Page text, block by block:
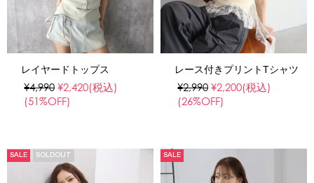
レイヤードトップス
¥4,990 ¥2,420(税込)
(51%OFF)
レース付きプリントTシャツ
¥2,990 ¥2,200(税込)
(26%OFF)
SALE SOLDOUT SALE